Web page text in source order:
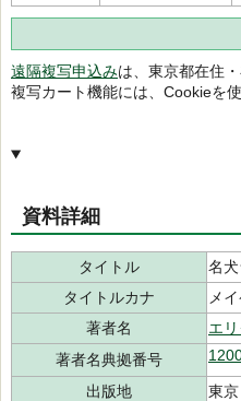
遠隔複写申込みは、東京都在住
複写カート機能には、Cookieを
資料詳細
タイトル
名
タイトルカナ
メ
著者名
エ
著者名典拠番号
出版地
東京